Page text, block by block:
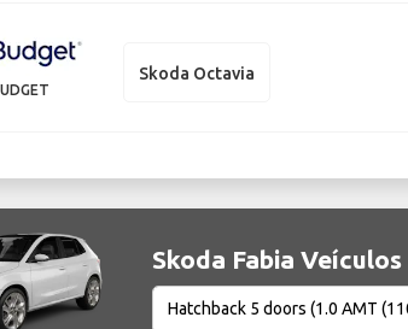
Skoda Octavia
Skoda Fabia